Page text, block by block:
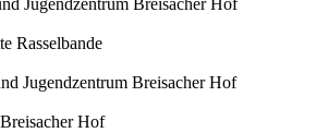
Jugendzentrum Breisacher Hof
Rasselbande
Jugendzentrum Breisacher Hof
Hof